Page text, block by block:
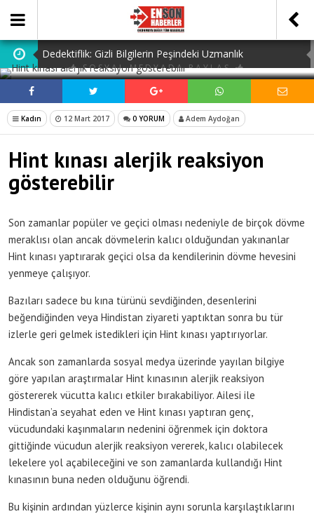
Dedektiflik: Gizli Bilgilerin Peşindeki Uzmanlık
Dijital Ürün Pasaportu Firmaları: En İyi 10 Şirket
Ucuz Hazır Sistem ile İşletme Maliyetlerinizi Düşürün
Navigating Istanbul: The Essential Guide to Airport
Transfer Istanbul Airport
Lefkoşa’da Satılık Dairelerle Yeni Bir Başlangıç Yapın
SOSYAL MEDYADA PAYLAŞ
Kadın 12 Mart 2017 0 YORUM Adem Aydoğan
Hint kınası alerjik reaksiyon
gösterebilir
Son zamanlar popüler ve geçici olması nedeniyle de birçok dövme
meraklısı olan ancak dövmelerin kalıcı olduğundan yakınanlar
Hint kınası yaptırarak geçici olsa da kendilerinin dövme hevesini
yenmeye çalışıyor.
Bazıları sadece bu kına türünü sevdiğinden, desenlerini
beğendiğinden veya Hindistan ziyareti yaptıktan sonra bu tür
izlerle geri gelmek istedikleri için Hint kınası yaptırıyorlar.
Ancak son zamanlarda sosyal medya üzerinde yayılan bilgiye
göre yapılan araştırmalar Hint kınasının alerjik reaksiyon
göstererek vücutta kalıcı etkiler bırakabiliyor. Ailesi ile
Hindistan’a seyahat eden ve Hint kınası yaptıran genç,
vücudundaki kaşınmaların nedenini öğrenmek için doktora
gittiğinde vücudun alerjik reaksiyon vererek, kalıcı olabilecek
lekelere yol açabileceğini ve son zamanlarda kullandığı Hint
kınasının buna neden olduğunu öğrendi.
Bu kişinin ardından yüzlerce kişinin aynı sorunla karşılaştıklarını